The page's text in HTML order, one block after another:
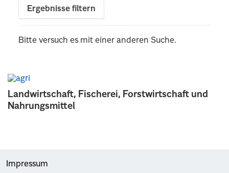
Landwirtschaft, Fischerei, Forstwirtschaft und
Nahrungsmittel
Ergebnisse filtern
Bitte versuch es mit einer anderen Suche.
Impressum